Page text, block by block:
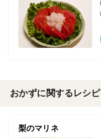
おかずに関するレシピ
梨のマリネ